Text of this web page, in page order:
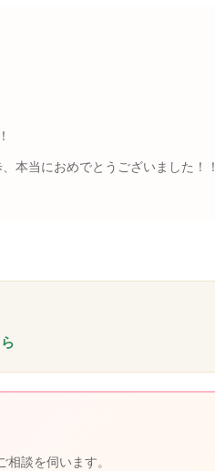
本当におめでとうございました！！
談を伺います。